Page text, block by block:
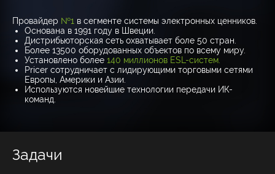
Провайдер №1 в сегменте системы электронных ценников.
Основана в 1991 году в Швеции.
Дистрибьюторская сеть охватывает боле 50 стран.
Более 13500 оборудованных объектов по всему миру.
Установлено более 140 миллионов ESL-систем.
Pricer сотрудничает с лидирующими торговыми сетями
Европы, Америки и Азии.
Используются новейшие технологии передачи ИК-
команд.
Задачи